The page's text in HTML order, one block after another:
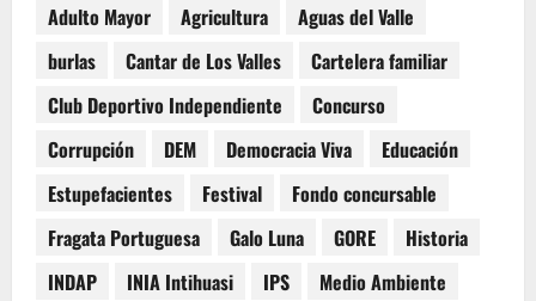
Adulto Mayor Agricultura
Aguas del Valle
burlas
Cantar de Los Valles
Cartelera familiar
Club Deportivo Independiente
Concurso
Corrupción
DEM Democracia Viva
Educación
Estupefacientes
Festival
Fondo concursable
Fragata Portuguesa
Galo Luna GORE
Historia
INDAP
INIA Intihuasi IPS
Medio Ambiente